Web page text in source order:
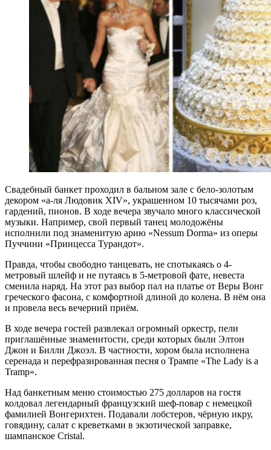
Свадебный банкет проходил в бальном зале с бело-золотым
декором «а-ля Людовик XIV», украшенном 10 тысячами роз,
гардений, пионов. В ходе вечера звучало много классической
музыки. Например, свой первый танец молодожёны
исполнили под знаменитую арию «Nessum Dorma» из оперы
Пуччини «Принцесса Турандот».
Правда, чтобы свободно танцевать, не спотыкаясь о 4-
метровый шлейф и не путаясь в 5-метровой фате, невеста
сменила наряд. На этот раз выбор пал на платье от Веры Вонг
греческого фасона, с комфортной длиной до колена. В нём она
и провела весь вечерний приём.
В ходе вечера гостей развлекал огромный оркестр, пели
приглашённые знаменитости, среди которых были Элтон
Джон и Билли Джоэл. В частности, хором была исполнена
серенада и перефразированная песня о Трампе «The Lady is a
Tramp».
Над банкетным меню стоимостью 275 долларов на гостя
колдовал легендарный французский шеф-повар с немецкой
фамилией Вонгерихтен. Подавали лобстеров, чёрную икру,
говядину, салат с креветками в экзотической заправке,
шампанское Cristal.